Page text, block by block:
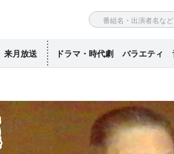
来月放送 ドラマ・時代劇 バラエティ